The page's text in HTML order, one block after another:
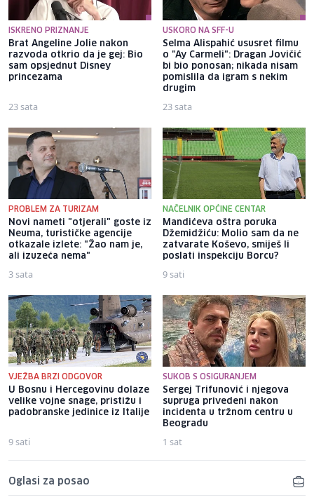
ISKRENO PRIZNANJE
Brat Angeline Jolie nakon
razvoda otkrio da je gej: Bio
sam opsjednut Disney
princezama
23 sata
USKORO NA SFF-U
Selma Alispahić ususret filmu
o "Ay Carmeli": Dragan Jovičić
bi bio ponosan; nikada nisam
pomislila da igram s nekim
drugim
23 sata
PROBLEM ZA TURIZAM
Novi nameti "otjerali" goste iz
Neuma, turističke agencije
otkazale izlete: "Žao nam je,
ali izuzeća nema"
3 sata
NAČELNIK OPĆINE CENTAR
Mandićeva oštra poruka
Džemidžiću: Molio sam da ne
zatvarate Koševo, smiješ li
poslati inspekciju Borcu?
9 sati
VJEŽBA BRZI ODGOVOR
U Bosnu i Hercegovinu dolaze
velike vojne snage, pristižu i
padobranske jedinice iz Italije
9 sati
SUKOB S OSIGURANJEM
Sergej Trifunović i njegova
supruga privedeni nakon
incidenta u tržnom centru u
Beogradu
1 sat
Oglasi za posao